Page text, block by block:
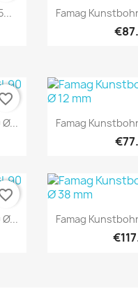

Famag
Ø...

Famag
Ø...

Famag